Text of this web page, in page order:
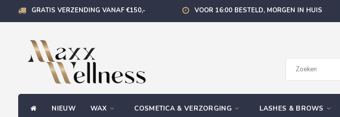
GRATIS VERZENDING VANAF €150,- VOOR 16:00 BESTELD, MORGEN IN HUIS
NIEUW WAX COSMETICA & VERZORGING LASHES & BROWS